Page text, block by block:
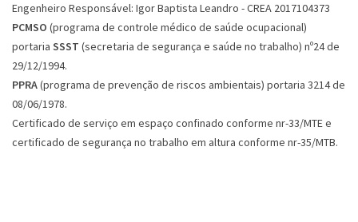
Engenheiro Responsável: Igor Baptista Leandro - CREA 2017104373
PCMSO (programa de controle médico de saúde ocupacional)
portaria SSST (secretaria de segurança e saúde no trabalho) nº24 de
29/12/1994.
PPRA(programa de prevenção de riscos ambientais) portaria 3214 de
08/06/1978.
Certificado de serviço em espaço confinado conforme nr-33/MTE e
certificado de segurança no trabalho em altura conforme nr-35/MTB.